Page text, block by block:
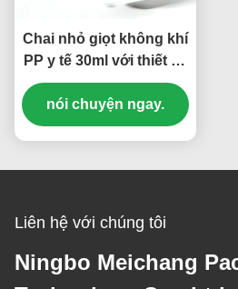
Chai nhỏ giọt không khí
PP y tế 30ml với thiết kế
khóa tươi cho huyết
thanh và chăm sóc da
nói chuyện ngay.
Liên hệ với chúng tôi
Ningbo Meichang